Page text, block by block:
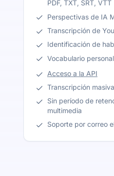
PDF, TXT, SRT, VTT
Perspectivas de IA
Transcripción de
Identificación de
Vocabulario
Acceso a la API
Transcripción masiva
Sin período de
multimedia
Soporte por correo